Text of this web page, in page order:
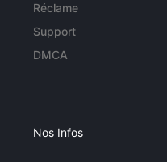
Réclame
Support
DMCA
Nos Infos